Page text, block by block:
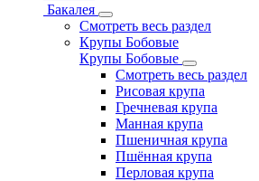
Бакалея
Смотреть весь раздел
Крупы Бобовые
Крупы Бобовые
Смотреть весь раздел
Рисовая крупа
Гречневая крупа
Манная крупа
Пшеничная крупа
Пшённая крупа
Перловая крупа